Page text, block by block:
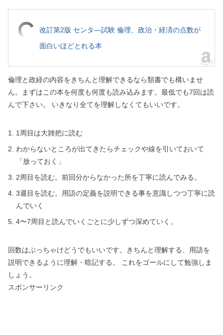
改訂第2版 センタ―試験 倫理、政治・経済の点数が
面白いほどとれる本
倫理と政経の内容をきちんと理解できるなら類書でも構いませ
ん。まずはこの本を何度も何度も読み込みます。最低でも7回は読
んで下さい。 いきなり全てを理解しなくてもいいです。
1周目は大雑把に読む
わからないところが出てきたらチェックや線を引いておいて
「放っておく」
2周目を読む。前回分からなかった所を丁寧に読んでみる。
3週目を読む。用語の定義を説明できる事を意識しつつ丁寧に読
んでいく
4〜7周目と読んでいくごとに少しずつ深めていく。
回数はぶっちゃけどうでもいいです。きちんと理解する、用語を
説明できるように理解・暗記する。 これをゴールにして勉強しま
しょう。
スポンサーリンク